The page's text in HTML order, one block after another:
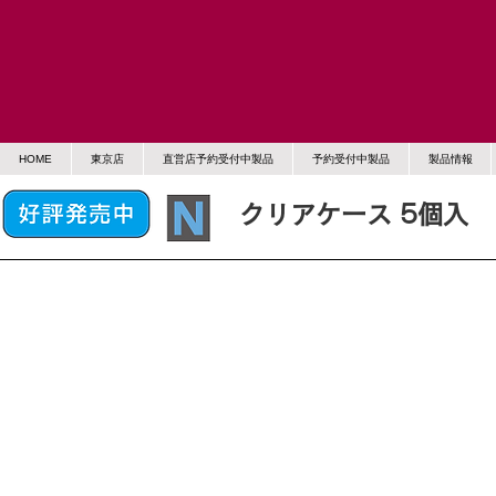
HOME 東京店 直営店予約受付中製品 予約受付中製品 製品情報
クリアケース 5個入